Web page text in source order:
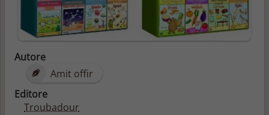
Autore
Amit offir
Editore
Troubadour